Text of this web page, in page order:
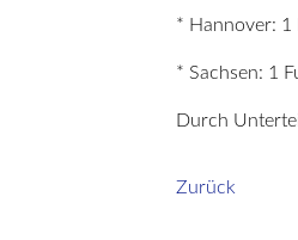
* Hannover: 1
* Sachsen: 1
Durch
Zurück